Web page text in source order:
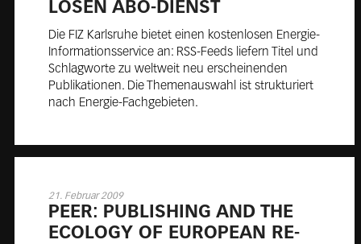
LO­SEN ABO-DIENST
Die FIZ Karlsruhe bietet einen kostenlosen Energie-
Informationsservice an: RSS-Feeds liefern Titel und
Schlagworte zu weltweit neu erscheinenden
Publikationen. Die Themenauswahl ist strukturiert
nach Energie-Fachgebieten.
21. Februar 2009
PEER: PUB­LISH­ING AND THE
ECOL­O­GY OF EU­RO­PEAN RE­